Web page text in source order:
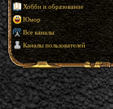
Хобби и образование
Юмор
Все каналы
Каналы пользователей